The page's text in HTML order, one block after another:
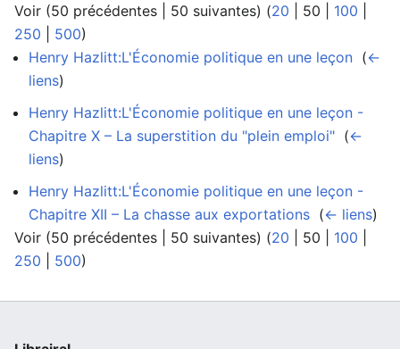
Voir (50 précédentes 50 suivantes) (20 50 100
250
500)
Henry Hazlitt:L'Économie politique en une leçon (←
liens)
Henry Hazlitt:L'Économie politique en une leçon -
Chapitre X – La superstition du "plein emploi" (←
liens)
Henry Hazlitt:L'Économie politique en une leçon -
Chapitre XII – La chasse aux exportations (← liens)
Voir (50 précédentes 50 suivantes) (20 50 100
250
500)